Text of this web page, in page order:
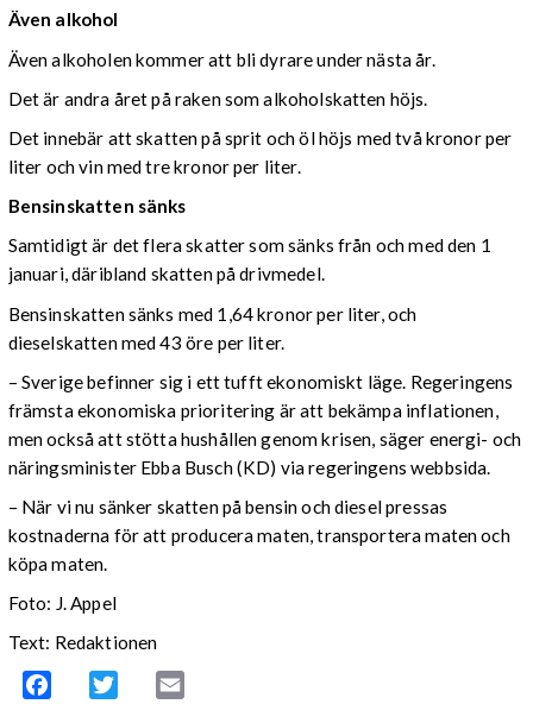
Även alkohol
Även alkoholen kommer att bli dyrare under nästa år.
Det är andra året på raken som alkoholskatten höjs.
Det innebär att skatten på sprit och öl höjs med två kronor per
liter och vin med tre kronor per liter.
Bensinskatten sänks
Samtidigt är det flera skatter som sänks från och med den 1
januari, däribland skatten på drivmedel.
Bensinskatten sänks med 1,64 kronor per liter, och
dieselskatten med 43 öre per liter.
– Sverige befinner sig i ett tufft ekonomiskt läge. Regeringens
främsta ekonomiska prioritering är att bekämpa inflationen,
men också att stötta hushållen genom krisen, säger energi- och
näringsminister Ebba Busch (KD) via regeringens webbsida.
– När vi nu sänker skatten på bensin och diesel pressas
kostnaderna för att producera maten, transportera maten och
köpa maten.
Foto: J. Appel
Text: Redaktionen
Facebook Twitter